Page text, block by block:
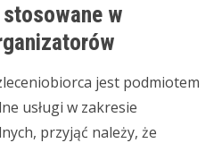
w
jest podmiotem
usługi w zakresie
przyjąć należy, że